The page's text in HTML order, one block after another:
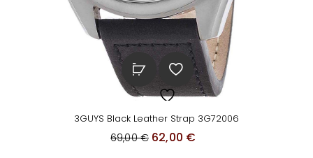
3GUYS Black Leather Strap 3G72006
69,00€ O
62,00 €